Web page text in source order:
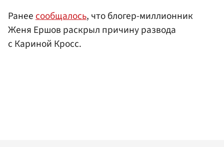
Ранеесообщалось, что блогер-миллионник
Женя Ершов раскрыл причину развода
с Кариной Кросс.